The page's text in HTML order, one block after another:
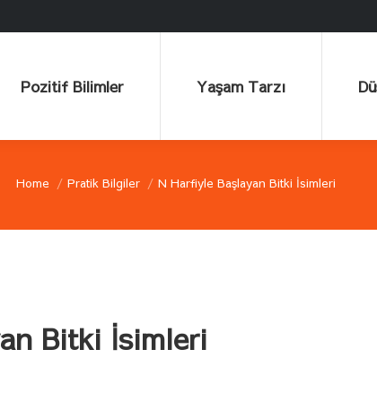
Pozitif Bilimler Yaşam Tarzı
You are here:
Home Pratik Bilgiler N Harfiyle Başlayan Bitki İsimleri
Bitki İsimleri